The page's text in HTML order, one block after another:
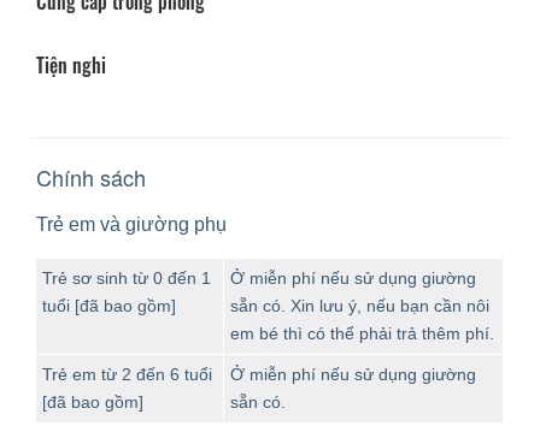
Tiện nghi
Chính sách
Trẻ em và giường phụ
Trẻ sơ sinh từ 0 đến 1
tuổi [đã bao gồm]
Ở miễn phí nếu sử dụng giường
sẵn có. Xin lưu ý, nếu bạn cần nôi
em bé thì có thể phải trả thêm phí.
Trẻ em từ 2 đến 6 tuổi
[đã bao gồm]
Ở miễn phí nếu sử dụng giường
sẵn có.